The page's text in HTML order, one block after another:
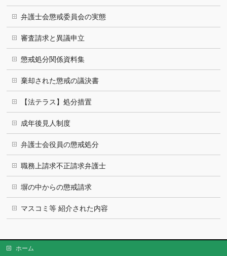
弁護士会懲戒委員会の実態
審査請求と異議申立
懲戒処分関係資料集
棄却された懲戒の議決書
【法テラス】処分措置
成年後見人制度
弁護士会役員の懲戒処分
職務上請求不正請求弁護士
塀の中からの懲戒請求
マスコミ等 紹介された内容
ホーム